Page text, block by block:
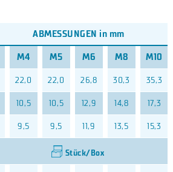
ABMESSUNGEN in mm
M4 M5 M6 M8 M10
22,0 22,0 26,8 30,3 35,3
10,5 10,5 12,9 14,8 17,3
9,5 9,5 11,9 13,5 15,3
Stück/Box